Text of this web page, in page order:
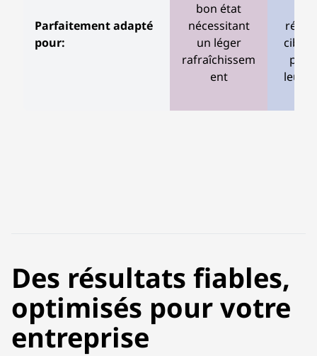
Parfaitement adapté
pour:
bon état
nécessitant
un léger
rafraîchissem
ent
leur
Des résultats fiables,
optimisés pour votre
entreprise